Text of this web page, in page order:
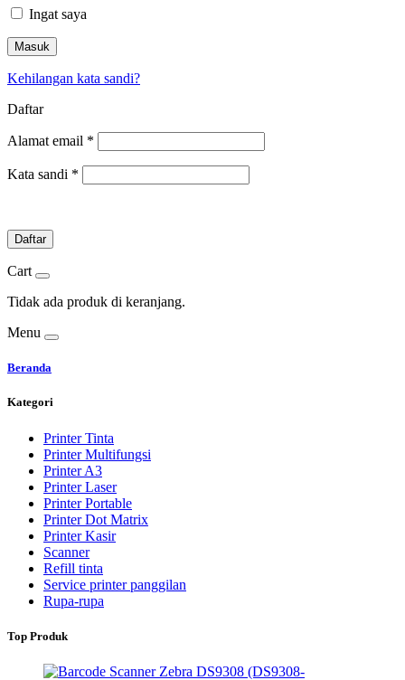
Ingat saya
Masuk
Kehilangan kata sandi?
Daftar
Alamat email *
Kata sandi *
Daftar
Cart
Tidak ada produk di keranjang.
Menu
Beranda
Kategori
Printer Tinta
Printer Multifungsi
Printer A3
Printer Laser
Printer Portable
Printer Dot Matrix
Printer Kasir
Scanner
Refill tinta
Service printer panggilan
Rupa-rupa
Top Produk